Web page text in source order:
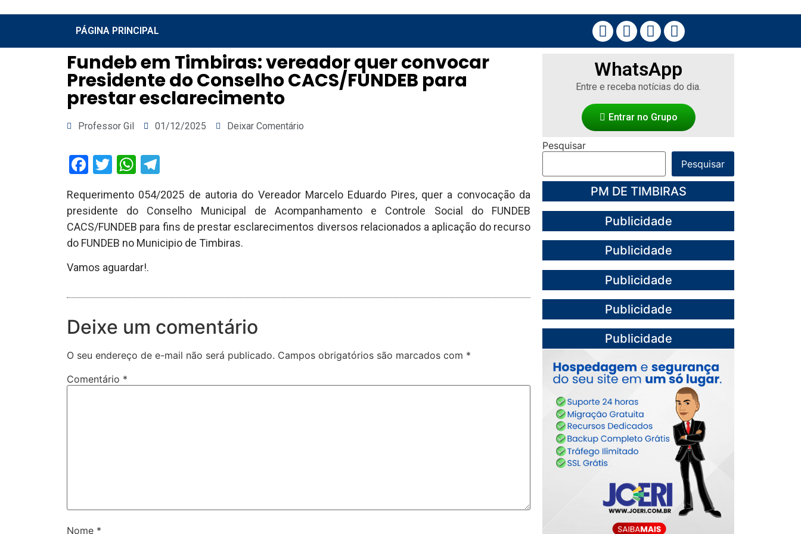
PÁGINA PRINCIPAL
Fundeb em Timbiras: vereador quer convocar
Presidente do Conselho CACS/FUNDEB para
prestar esclarecimento
Professor Gil 01/12/2025 Deixar Comentário
Facebook
TwitterWhatsApp
Requerimento 054/2025 de autoria do Vereador Marcelo Eduardo Pires, quer a convocação da
presidente do Conselho Municipal de Acompanhamento e Controle Social do FUNDEB
CACS/FUNDEB para fins de prestar esclarecimentos diversos relacionados a aplicação do recurso
do FUNDEB no Municipio de Timbiras.
Vamos aguardar!.
Deixe um comentário
O seu endereço de e-mail não será publicado. Campos obrigatórios são marcados com *
Comentário *
Nome *
WhatsApp
Entre e receba notícias do dia.
Entrar no Grupo
Pesquisar
Pesquisar
PM DE TIMBIRAS
Publicidade
Publicidade
Publicidade
Publicidade
Publicidade